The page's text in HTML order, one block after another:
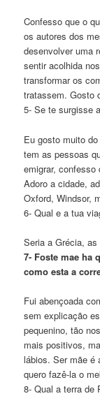
Confesso que o
os autores dos
desenvolver uma
sentir acolhida
transformar os
tratassem. Gosto
5- Se te surgisse
Eu gosto muito
tem as pessoas
emigrar, confesso
Adoro a cidade,
Oxford, Windsor,
6- Qual e a tua
Seria a Grécia,
7- Foste mae ha
como esta a
Fui abençoada
sem explicação
pequenino, tão
mais positivos,
lábios. Ser mãe é
quero fazê-la o
8- Qual a terra de